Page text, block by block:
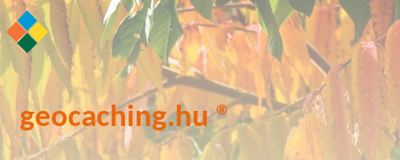
geocaching.hu ®